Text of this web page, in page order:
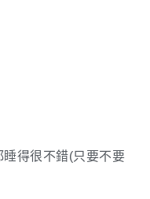
得很不錯(只要不要